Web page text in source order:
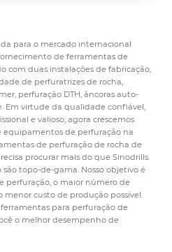
para o mercado internacional
de ferramentas de
com duas instalações de fabricação,
de perfuratrizes de rocha,
perfuração DTH, âncoras auto-
Em virtude da qualidade confiável,
e valioso, agora crescemos
equipamentos de perfuração na
de perfuração de rocha de
procurar mais do que Sinodrills.
topo-de-gama. Nosso objetivo é
perfuração, o maior número de
menor custo de produção possível.
para perfuração de
o melhor desempenho de